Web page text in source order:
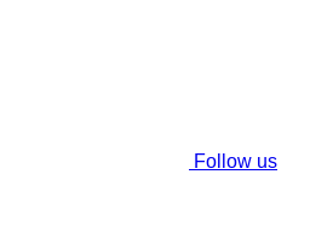
Follow us